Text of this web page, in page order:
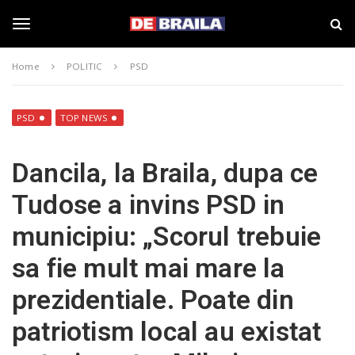
g
l
e
n
i
a
a
–
d
e
b
r
a
i
l
a
.
r
Home POLITIC PSD
PSD TOP NEWS
Dancila, la Braila, dupa ce
Tudose a invins PSD in
municipiu: „Scorul trebuie
sa fie mult mai mare la
prezidentiale. Poate din
patriotism local au existat